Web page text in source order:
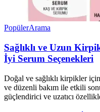
PopülerArama
Sağlıklı ve Uzun
İyi Serum Seçenekleri
Doğal ve sağlıklı kirpikler
ve düzenli bakım ile etkili
güçlendirici ve uzatıcı